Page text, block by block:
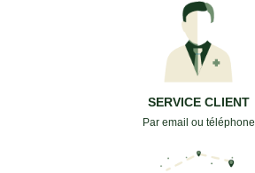
SERVICE CLIENT
Par email ou téléphone